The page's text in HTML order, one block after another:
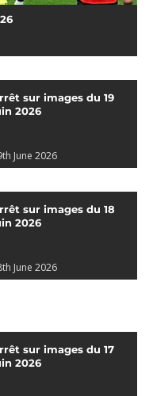
sur images du 19
2026
June 2026
sur images du 18
2026
June 2026
sur images du 17
2026